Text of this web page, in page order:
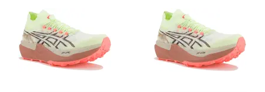
Preço crescente